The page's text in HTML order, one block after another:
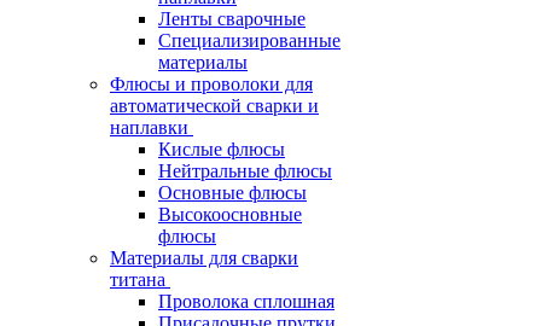
Ленты сварочные
Специализированные
материалы
Флюсы и проволоки для
автоматической сварки и
наплавки
Кислые флюсы
Нейтральные флюсы
Основные флюсы
Высокоосновные
флюсы
Материалы для сварки
титана
Проволока сплошная